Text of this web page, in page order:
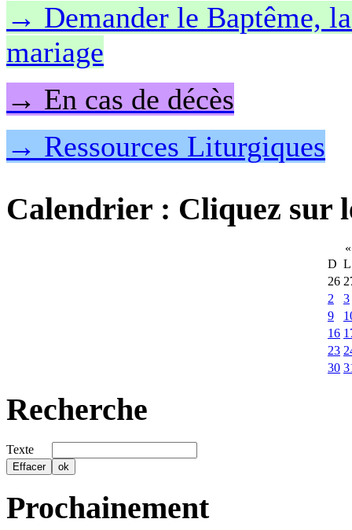
→ Demander le Baptême,
mariage
→ En cas de décès
→ Ressources Liturgiques
Calendrier : Cliquez sur
«
D L
26
2
3
9
16
23
30
Recherche
Texte
Prochainement